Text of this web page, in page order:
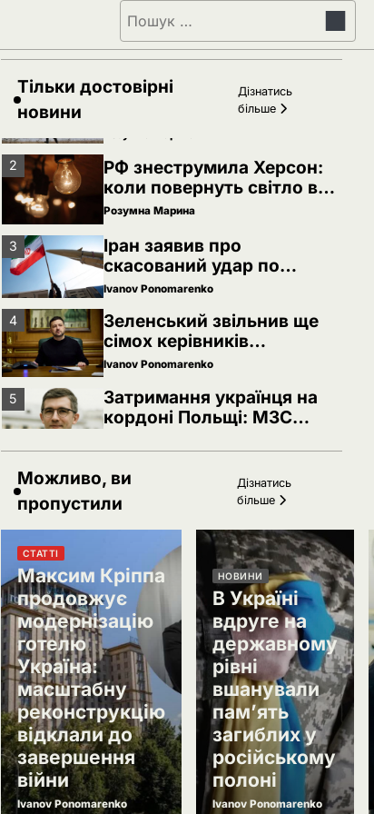
Пошук:
Тільки достовірні
новини
Дізнатись
більше
Затримання українця на
кордоні Польщі: МЗС
України вимагає
консульського доступу
Ivanov Ponomarenko
РФ готує удари по НАТО
українськими дронами
2
РФ знеструмила Херсон:
коли повернуть світло в
оселі
Розумна Марина
3
Іран заявив про
скасований удар по
Україні після контактів
Ivanov Ponomarenko
4
Зеленський звільнив ще
сімох керівників
дипломатичних місій
Ivanov Ponomarenko
5
Затримання українця на
кордоні Польщі: МЗС
консульського доступу
РФ готує удари по НАТО
українськими дронами
Розумна Марина
РФ знеструмила Херсон:
коли повернуть світло в
оселі
Розумна Марина
Іран заявив про
скасований удар по
Україні після контактів
Ivanov Ponomarenko
Зеленський звільнив ще
сімох керівників
дипломатичних місій
Ivanov Ponomarenko
5
Затримання українця на
кордоні Польщі: МЗС
Можливо, ви
пропустили
Дізнатись
більше
СТАТТІ
Максим Кріппа
продовжує
модернізацію
готелю
Україна:
масштабну
реконструкцію
відклали до
завершення
війни
Ivanov Ponomarenko
НОВИНИ
В Україні
вдруге на
державному
рівні
вшанували
пам’ять
загиблих у
російському
полоні
Ivanov Ponomarenko